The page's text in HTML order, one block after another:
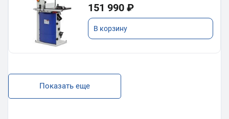
151 990 ₽
В корзину
Показать еще